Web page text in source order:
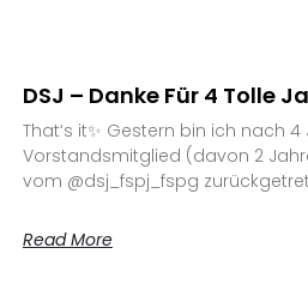
DSJ – Danke Für 4 Tolle
That‘s it✨ Gestern bin ich nach
Vorstandsmitglied (davon 2
vom @dsj_fspj_fspg
Read More